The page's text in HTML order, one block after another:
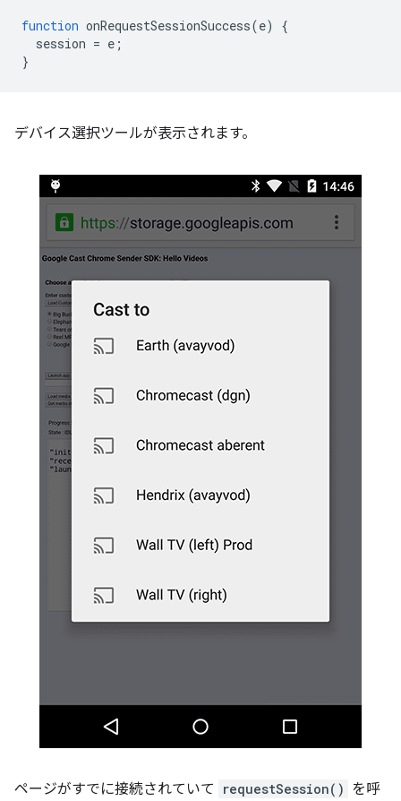
function onRequestSessionSuccess(e)
{
session = e ;
}
デバイス選択ツールが表示されます。
ページがすでに接続されていて requestSession() を呼